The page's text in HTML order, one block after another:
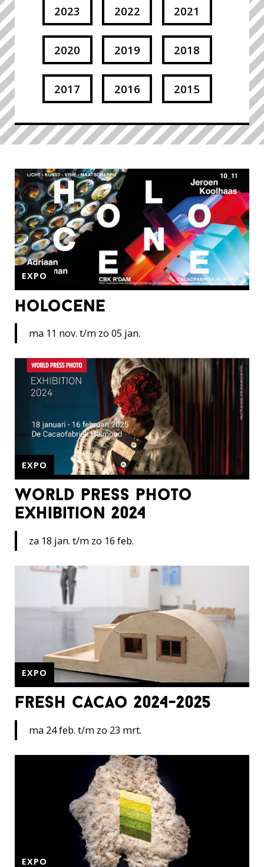
2023 2022 2021
2020 2019 2018
2017 2016 2015
holocene
EXPO
ma 11 nov. t/m zo 05 jan.
world press photo
exhibition 2024
EXPO
za 18 jan. t/m zo 16 feb.
fresh cacao 2024-2025
EXPO
ma 24 feb. t/m zo 23 mrt.
EXPO